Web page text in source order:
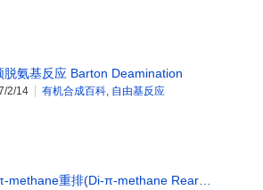
脱氨基反应 Barton Deamination
2/14 有机合成百科 自由基反应
methane重排(Di-π-methane Rear…